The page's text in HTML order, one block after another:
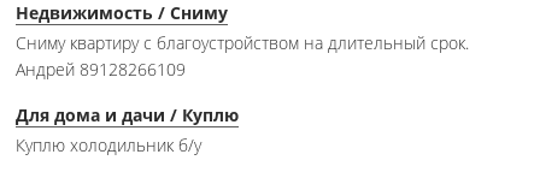
Недвижимость / Сниму
Сниму квартиру с благоустройством на длительный срок.
Андрей 89128266109
Для дома и дачи / Куплю
Куплю холодильник б/у